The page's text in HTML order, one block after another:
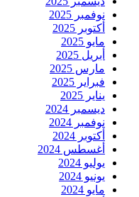
نوفمبر 2025
أكتوبر 2025
مايو 2025
أبريل 2025
مارس 2025
فبراير 2025
يناير 2025
ديسمبر 2024
نوفمبر 2024
أكتوبر 2024
أغسطس 2024
يوليو 2024
يونيو 2024
مايو 2024